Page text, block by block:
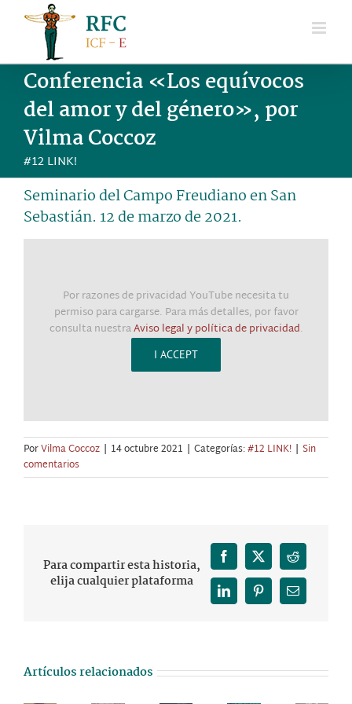
contenido
Conferencia «Los equívocos
del amor y del género», por
Vilma Coccoz
#12 LINK!
Seminario del Campo Freudiano en San
Sebastián. 12 de marzo de 2021.
Por razones de privacidad YouTube necesita tu
permiso para cargarse. Para más detalles, por favor
consulta nuestraAviso legal y política de privacidad.
I ACCEPT
PorVilma Coccoz | 14 octubre 2021 | Categorías:#12 LINK! | Sin
comentarios
Para compartir esta historia,
elija cualquier plataforma
Facebook
X Reddit
LinkedInPinterestCorreo
electrónico
Artículos relacionados
Comienzos
siendo